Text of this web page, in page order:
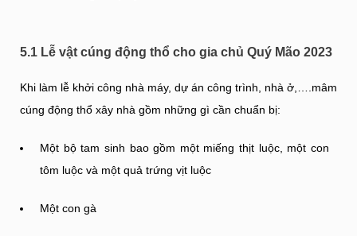
5.1 Lễ vật cúng động thổ cho gia chủ Quý Mão 2023
Khi làm lễ khởi công nhà máy, dự án công trình, nhà ở,….mâm
cúng động thổ xây nhà gồm những gì cần chuẩn bị:
Một bộ tam sinh bao gồm một miếng thịt luộc, một con
tôm luộc và một quả trứng vịt luộc
Một con gà